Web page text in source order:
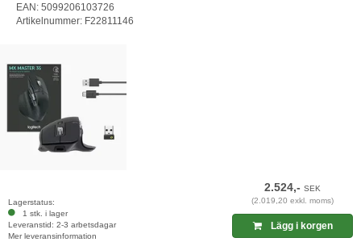
EAN: 5099206103726
Artikelnummer: F22811146
Lagerstatus:
1 stk. i lager
Leveranstid: 2-3 arbetsdagar
Mer leveransinformation
2.524,-SEK
(2.019,20 exkl. moms)
Lägg i korgen